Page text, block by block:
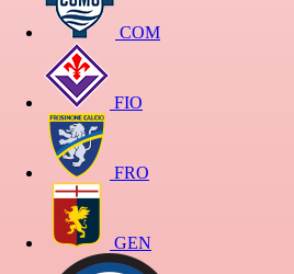
COM
FIO
FRO
GEN